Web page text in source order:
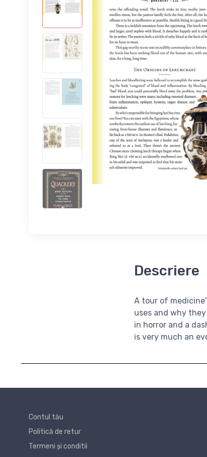
Descriere
A tour of
uses and why
in horror and a
is very much an
Contul tău
Politică de retur
Termeni și conditii